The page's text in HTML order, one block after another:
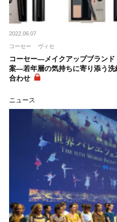
2022.06.07
コーセー ヴィセ
コーセー―メイクアップブラン
案―若年層の気持ちに寄り添う
合わせ
ニュース